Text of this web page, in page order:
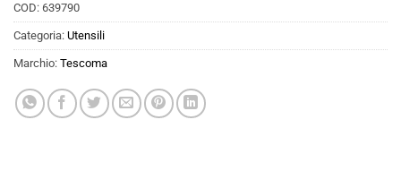
COD: 639790
Categoria: Utensili
Marchio: Tescoma